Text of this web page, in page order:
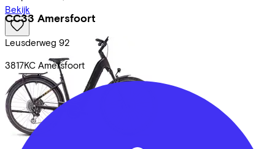
CC33 Amersfoort
Leusderweg 92
3817KC Amersfoort
Bekijk